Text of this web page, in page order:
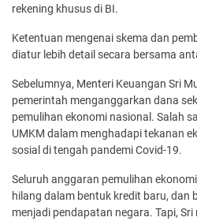
rekening khusus di BI.
Ketentuan mengenai skema dan
diatur lebih detail secara bersama
Sebelumnya, Menteri Keuangan Sri
pemerintah menganggarkan dana
pemulihan ekonomi nasional. Salah
UMKM dalam menghadapi tekanan
sosial di tengah pandemi Covid-19.
Seluruh anggaran pemulihan
hilang dalam bentuk kredit baru, dan
menjadi pendapatan negara. Tapi,